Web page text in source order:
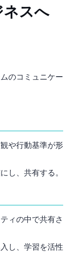
ネスへ
のコミュニケー
や行動基準が形
し、共有する。
ィの中で共有さ
し、学習を活性